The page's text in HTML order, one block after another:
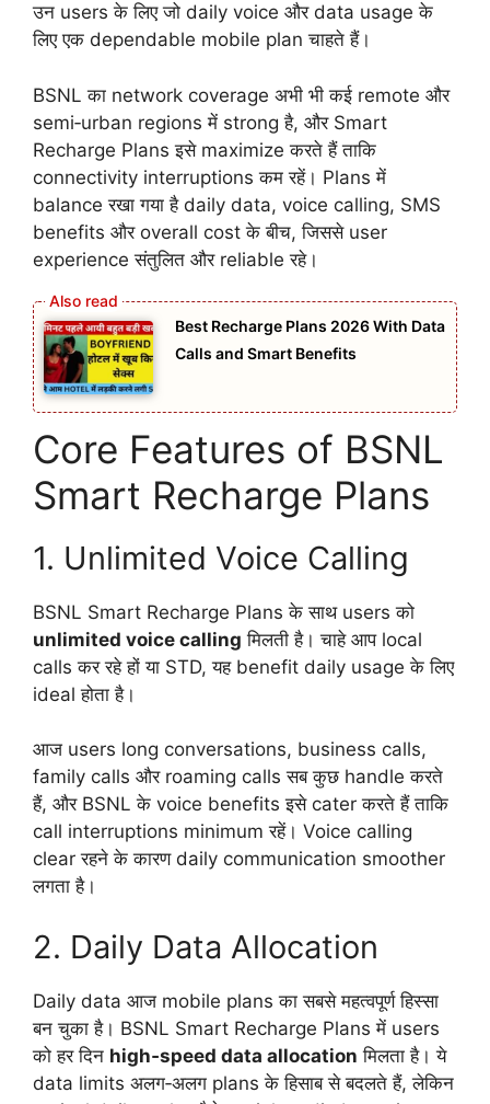
उन users के लिए जो daily voice और data usage के
लिए एक dependable mobile plan चाहते हैं।
BSNL का network coverage अभी भी कई remote और
semi‑urban regions में strong है, और Smart
Recharge Plans इसे maximize करते हैं ताकि
connectivity interruptions कम रहें। Plans में
balance रखा गया है daily data, voice calling, SMS
benefits और overall cost के बीच, जिससे user
experience संतुलित और reliable रहे।
Best Recharge Plans 2026 With Data
Calls and Smart Benefits
Core Features of BSNL
Smart Recharge Plans
1. Unlimited Voice Calling
BSNL Smart Recharge Plans के साथ users को
unlimited voice calling मिलती है। चाहे आप local
calls कर रहे हों या STD, यह benefit daily usage के लिए
ideal होता है।
आज users long conversations, business calls,
family calls और roaming calls सब कुछ handle करते
हैं, और BSNL के voice benefits इसे cater करते हैं ताकि
call interruptions minimum रहें। Voice calling
clear रहने के कारण daily communication smoother
लगता है।
2. Daily Data Allocation
Daily data आज mobile plans का सबसे महत्वपूर्ण हिस्सा
बन चुका है। BSNL Smart Recharge Plans में users
को हर दिन high‑speed data allocation मिलता है। ये
data limits अलग‑अलग plans के हिसाब से बदलते हैं, लेकिन